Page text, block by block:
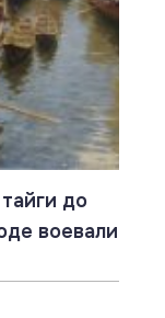
до
воевали